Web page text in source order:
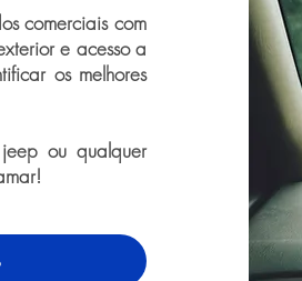
comerciais com
e acesso a
os melhores
ou qualquer